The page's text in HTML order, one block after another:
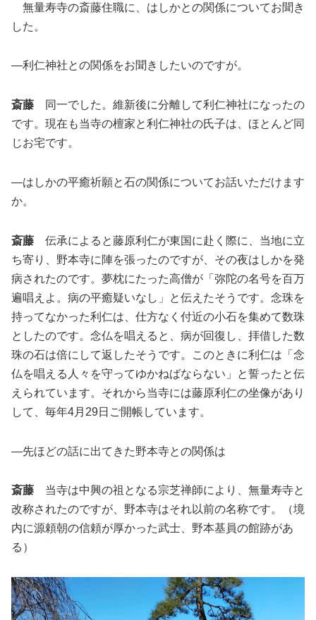
無量寿寺の斎藤住職に、はしかとの関係についてお聞き
した。
―利仁神社との関係をお聞きしたいのですが。
斎藤 同一でした。維新後に分離して利仁神社になったの
です。現在も当寺の檀家と利仁神社の氏子は、ほとんど同
じお宅です。
―はしかの平癒祈願と石の関係についてお話いただけます
か。
斎藤 伝承によると藤原利仁が東国に赴く際に、当地に立
ち寄り、野本寺に陣を張ったのですが、その夜はしかを発
病されたのです。夢枕にたった高僧が「弥陀の名号を百万
遍唱えよ。病の平癒疑いなし」と伝えたそうです。念珠を
持ってなかった利仁は、仕方なく付近の小石を集めて数珠
としたのです。念仏を唱えると、病が回復し、拝借した数
珠の石は倍にして返したそうです。このときに利仁は「念
仏を唱える人々を守ってゆかねばならない」と誓ったと伝
えられています。それから当寺には藤原利仁の坐像があり
して、毎年4月29日ご開帳しています。
―先ほどの話に出てきた野本寺との関係は
斎藤 当寺は中興の祖となる宗芝禅師により、無量寿寺と
改称されたのですが、野本寺はそれ以前の名称です。（境
内に源頼朝の信頼が厚かった武士、野本基員の館跡があ
る）